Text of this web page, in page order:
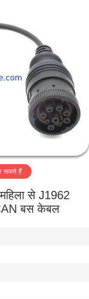
सकते हैं
से J1962
बस केबल